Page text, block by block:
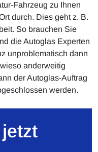
Fahrzeug zu Ihnen
durch. Dies geht z. B.
So brauchen Sie
die Autoglas Experten
unproblematisch dann
anderweitig
der Autoglas-Auftrag
werden.